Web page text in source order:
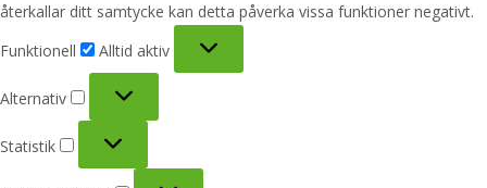
återkallar ditt samtycke kan detta påverka vissa funktioner negativt.
Funktionell
Alltid aktiv
Alternativ
Statistik